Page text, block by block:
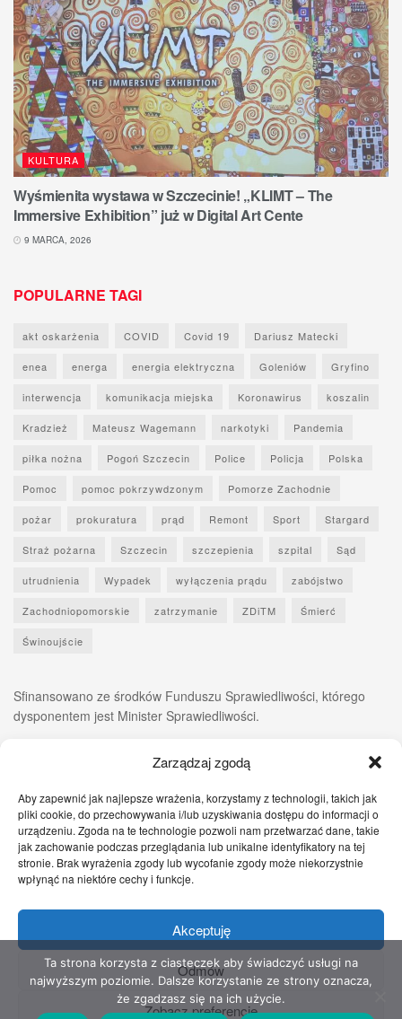
Zarządzaj zgodą
Aby zapewnić jak najlepsze wrażenia, korzystamy z technologii, takich jak
pliki cookie, do przechowywania i/lub uzyskiwania dostępu do informacji o
urządzeniu. Zgoda na te technologie pozwoli nam przetwarzać dane, takie
jak zachowanie podczas przeglądania lub unikalne identyfikatory na tej
stronie. Brak wyrażenia zgody lub wycofanie zgody może niekorzystnie
wpłynąć na niektóre cechy i funkcje.
Akceptuję
Odmów
Zobacz preferencje
KULTURA
Wyśmienita wystawa w Szczecinie! „KLIMT – The
Immersive Exhibition” już w Digital Art Cente
9 MARCA, 2026
POPULARNE TAGI
akt oskarżenia COVID Covid 19 Dariusz Matecki
enea energa energia elektryczna Goleniów Gryfino
interwencja komunikacja miejska Koronawirus koszalin
Kradzież Mateusz Wagemann narkotyki Pandemia
piłka nożna Pogoń Szczecin Police Policja Polska
Pomoc pomoc pokrzywdzonym Pomorze Zachodnie
pożar prokuratura prąd Remont Sport Stargard
Straż pożarna Szczecin szczepienia szpital Sąd
utrudnienia Wypadek wyłączenia prądu zabójstwo
Zachodniopomorskie zatrzymanie ZDiTM Śmierć
Świnoujście
Sfinansowano ze środków Funduszu Sprawiedliwości, którego
dysponentem jest Minister Sprawiedliwości.
Zgłoś nam! Szczecińskie Wiadomości Sport
Zdrowie
Prawo
Pomoc Prawna Kontakt
Copyright © 2022 Stowarzyszenie Przyjaciół Zdrowia - Wszelkie prawa
zastrzeżone
Ta strona korzysta z ciasteczek aby świadczyć usługi na
najwyższym poziomie. Dalsze korzystanie ze strony oznacza,
że zgadzasz się na ich użycie.